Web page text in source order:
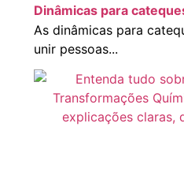
Dinâmicas para
As dinâmicas para
unir pessoas...